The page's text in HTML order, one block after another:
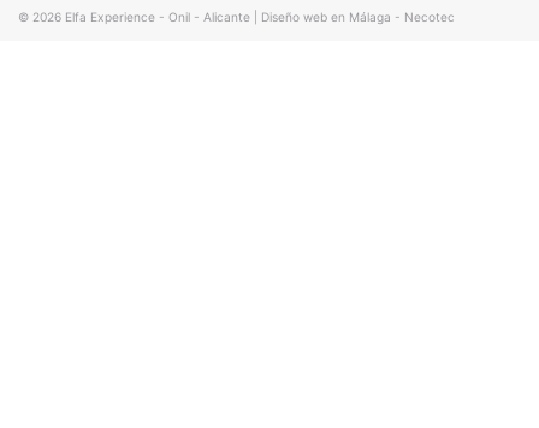
© 2026 Elfa Experience - Onil - Alicante Diseño web en Málaga - Necotec